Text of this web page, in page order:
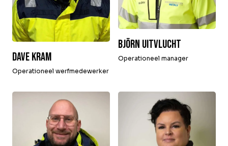
Dave Kram
Operationeel werfmedewerker
Björn Uitvlucht
Operationeel manager